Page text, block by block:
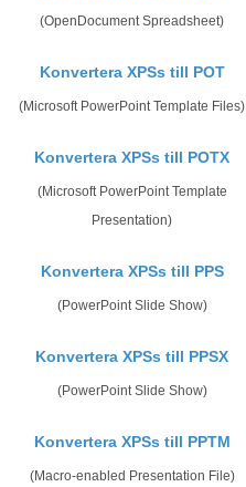
(OpenDocument Spreadsheet)
Konvertera XPSs till POT
(Microsoft PowerPoint Template Files)
Konvertera XPSs till POTX
(Microsoft PowerPoint Template
Presentation)
Konvertera XPSs till PPS
(PowerPoint Slide Show)
Konvertera XPSs till PPSX
(PowerPoint Slide Show)
Konvertera XPSs till PPTM
(Macro-enabled Presentation File)